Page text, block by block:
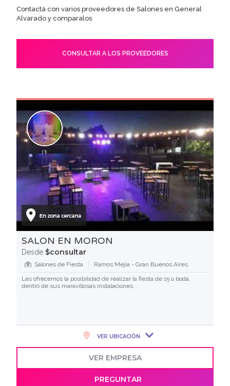
Contactá con varios proveedores de Salones en General
Alvarado y comparalos
CONSULTAR A LOS PROVEEDORES
SALON EN MORON
Desde $consultar
Salones de Fiesta
Ramos Mejía - Gran Buenos Aires
Les ofrecemos la posibilidad de realizar la fiesta de 15 o boda,
dentro de sus maravillosas instalaciones. .
VER UBICACIÓN
VER EMPRESA
PREGUNTAR